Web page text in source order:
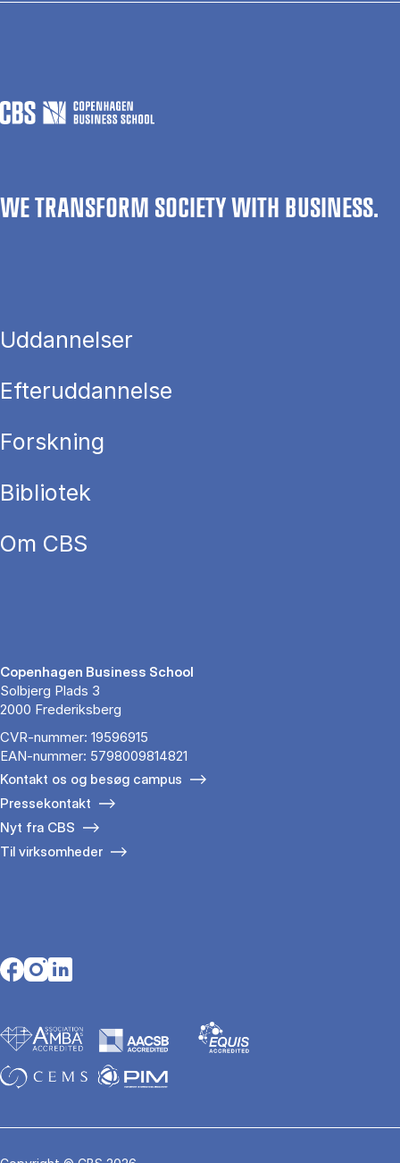
WE TRANSFORM SOCIETY WITH BUSINESS.
Uddannelser
Efteruddannelse
Forskning
Bibliotek
Om CBS
Copenhagen Business School
Solbjerg Plads 3
2000 Frederiksberg
CVR-nummer: 19596915
EAN-nummer: 5798009814821
Kontakt os og besøg campus
Pressekontakt
Nyt fra CBS
Til virksomheder
Opens in a new tab
Opens in a new tab
Opens in a new tab